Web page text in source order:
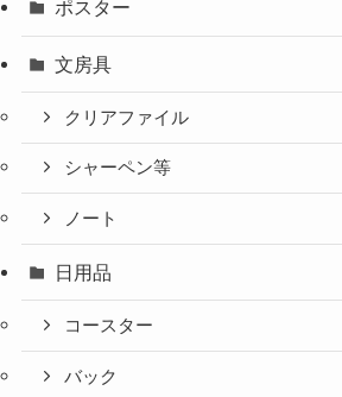
ポスター
文房具
クリアファイル
シャーペン等
ノート
日用品
コースター
バック